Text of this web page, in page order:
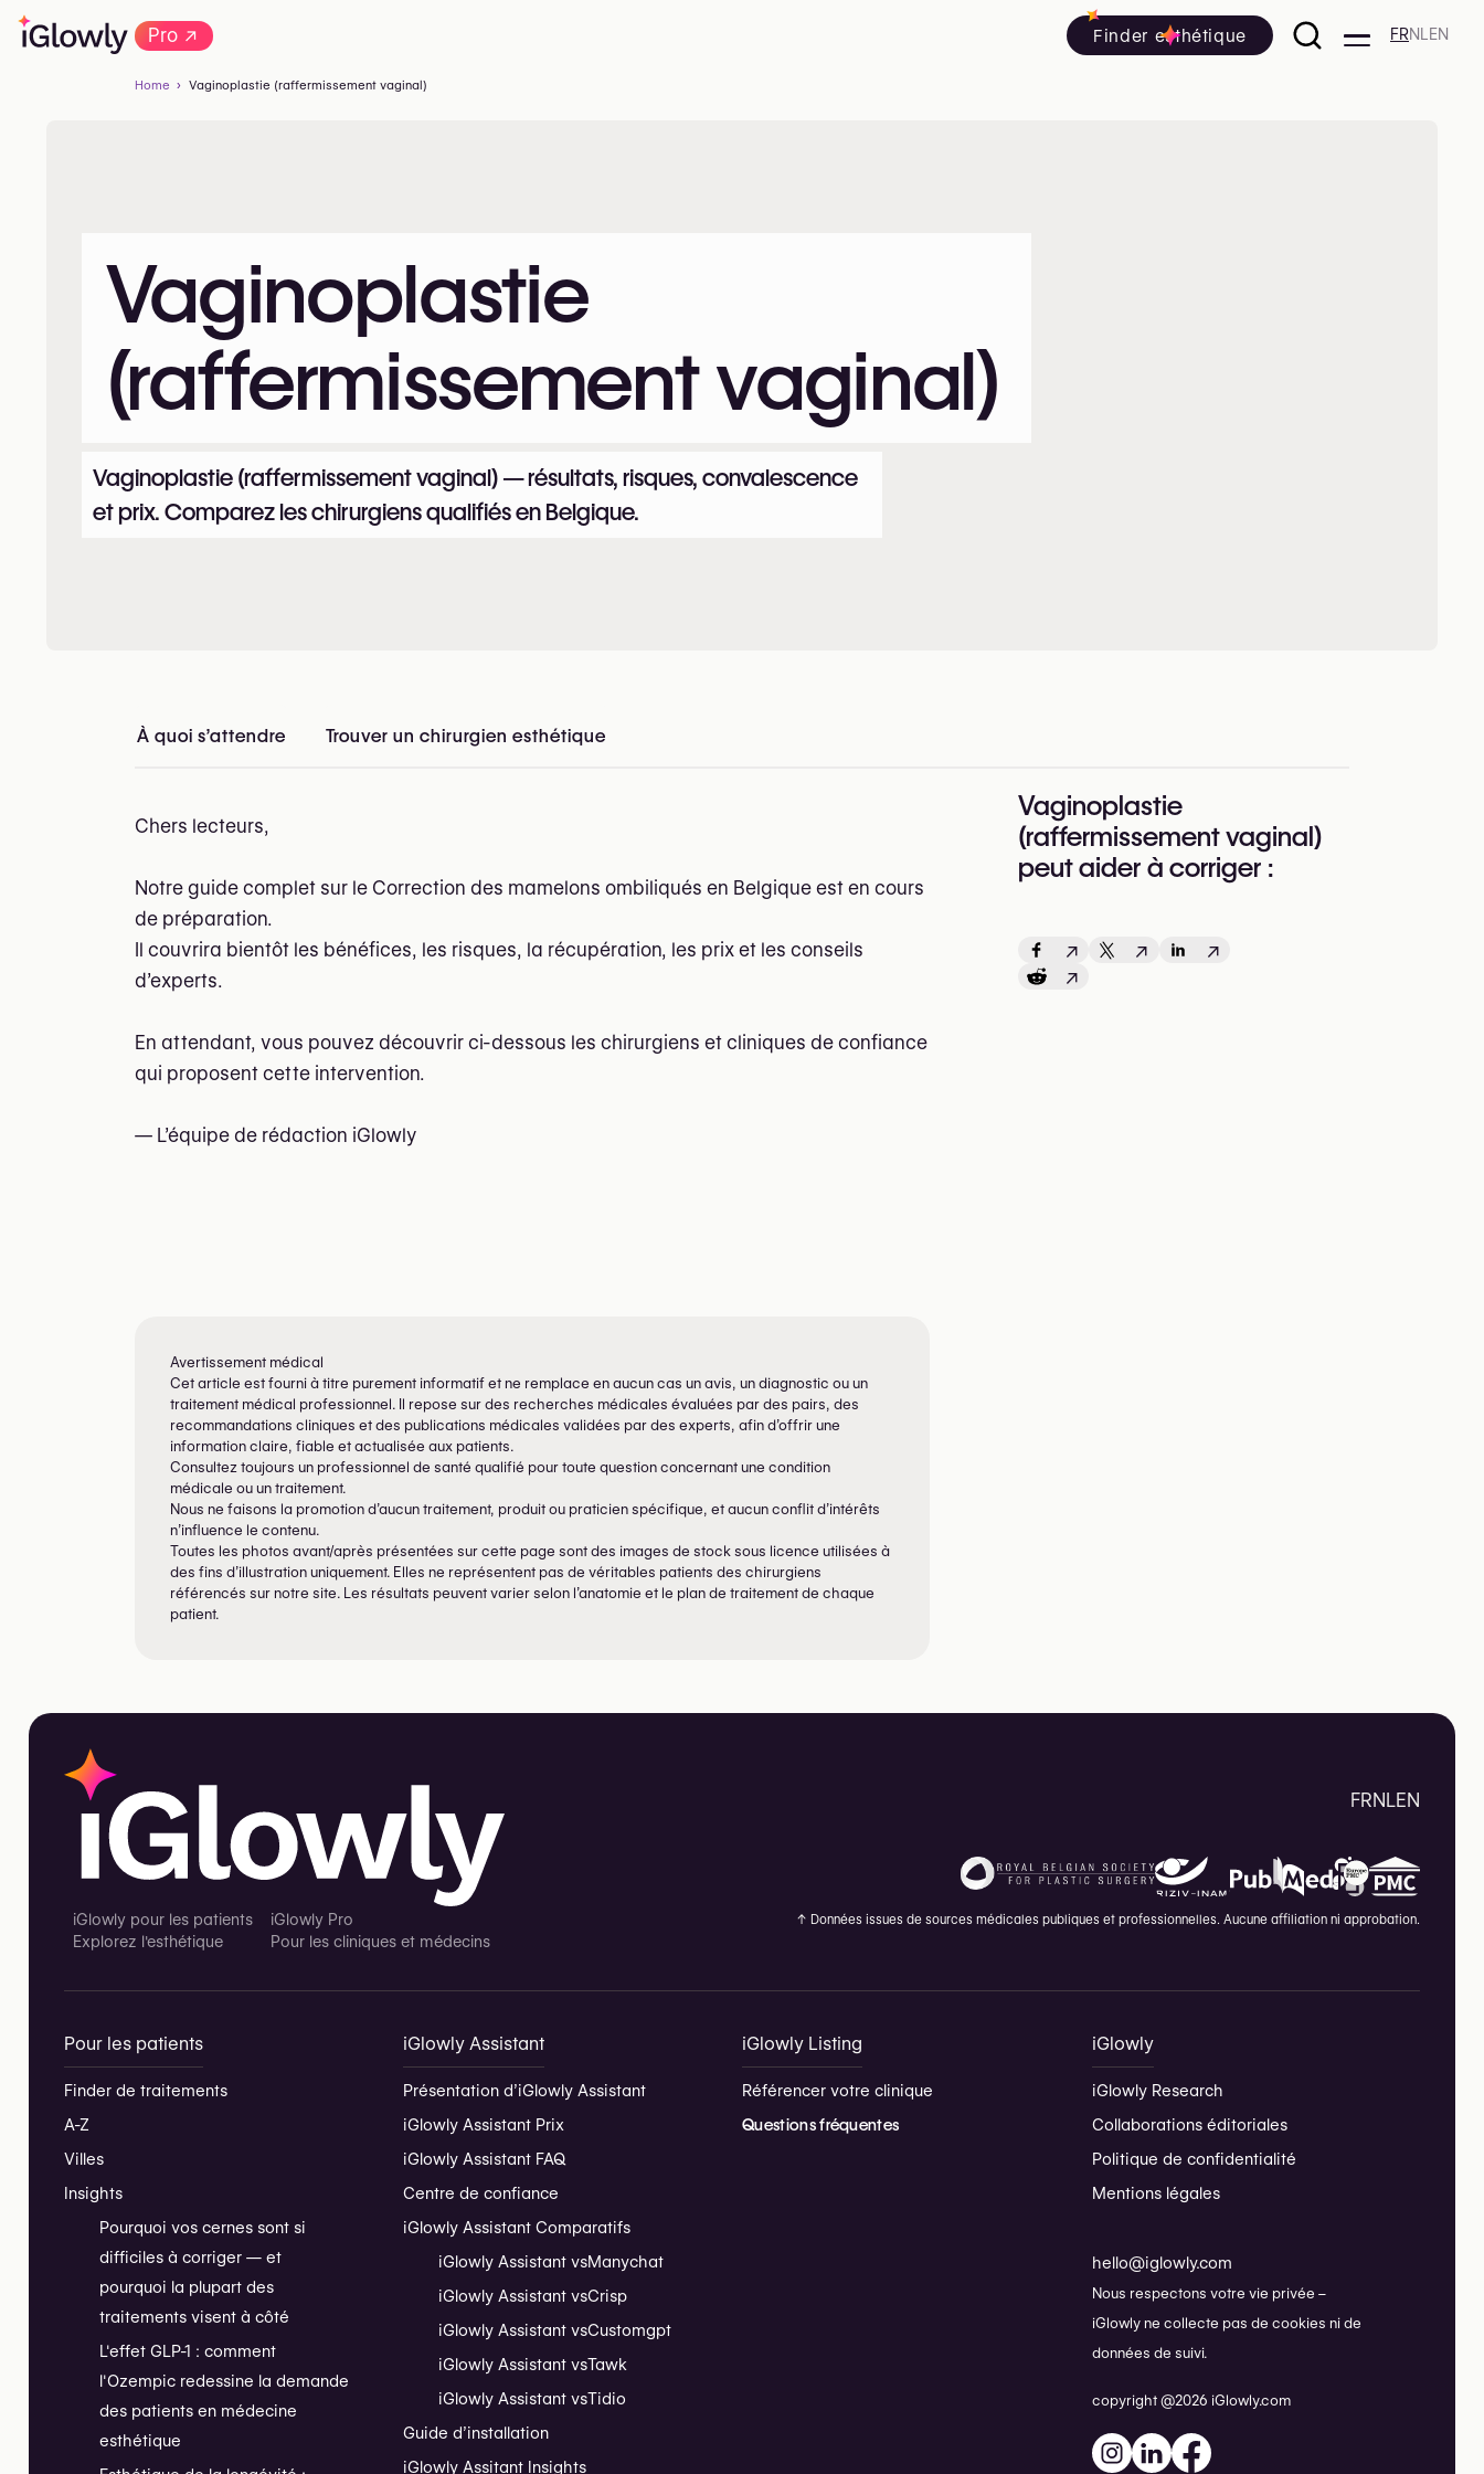
Pro→ Finder esthétique FRNL EN
Home Vaginoplastie (raffermissement vaginal)
Vaginoplastie
(raffermissement vaginal)
Vaginoplastie (raffermissement vaginal) — résultats, risques, convalescence
et prix. Comparez les chirurgiens qualifiés en Belgique.
À quoi s’attendre Trouver un chirurgien esthétique
Chers lecteurs,
Notre guide complet sur le Correction des mamelons ombiliqués en Belgique est en cours
de préparation.
Il couvrira bientôt les bénéfices, les risques, la récupération, les prix et les conseils
d’experts.
En attendant, vous pouvez découvrir ci-dessous les chirurgiens et cliniques de confiance
qui proposent cette intervention.
— L’équipe de rédaction iGlowly
Avertissement médical
Cet article est fourni à titre purement informatif et ne remplace en aucun cas un avis, un diagnostic ou un
traitement médical professionnel. Il repose sur des recherches médicales évaluées par des pairs, des
recommandations cliniques et des publications médicales validées par des experts, afin d’offrir une
information claire, fiable et actualisée aux patients.
Consultez toujours un professionnel de santé qualifié pour toute question concernant une condition
médicale ou un traitement.
Nous ne faisons la promotion d’aucun traitement, produit ou praticien spécifique, et aucun conflit d’intérêts
n’influence le contenu.
Toutes les photos avant/après présentées sur cette page sont des images de stock sous licence utilisées à
des fins d’illustration uniquement. Elles ne représentent pas de véritables patients des chirurgiens
référencés sur notre site. Les résultats peuvent varier selon l’anatomie et le plan de traitement de chaque
patient.
Vaginoplastie
(raffermissement vaginal)
peut aider à corriger :
↗ ↗
↗
↗
iGlowly pour les patients
Explorez l'esthétique
iGlowly Pro
Pour les cliniques et médecins
FRNLEN
↑ Données issues de sources médicales publiques et professionnelles. Aucune affiliation ni approbation.
Pour les patients
Finder de traitements
A-Z
Villes
Insights
Pourquoi vos cernes sont si
difficiles à corriger — et
pourquoi la plupart des
traitements visent à côté
L'effet GLP-1 : comment
l'Ozempic redessine la demande
des patients en médecine
esthétique
iGlowly Assistant
Présentation d’iGlowly Assistant
iGlowly Assistant Prix
iGlowly Assistant FAQ
Centre de confiance
iGlowly Assistant Comparatifs
iGlowly Assistant vsManychat
iGlowly Assistant vsCrisp
iGlowly Assistant vsCustomgpt
iGlowly Assistant vsTawk
iGlowly Assistant vsTidio
Guide d’installation
iGlowly Assitant Insights
iGlowly Listing
Référencer votre clinique
Questions fréquentes
iGlowly
iGlowly Research
Collaborations éditoriales
Politique de confidentialité
Mentions légales
hello@iglowly.com
Nous respectons votre vie privée –
iGlowly ne collecte pas de cookies ni de
données de suivi.
copyright @2026 iGlowly.com